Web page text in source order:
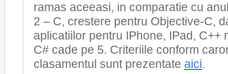
ramas aceeasi, in comparatie cu
2 – C, crestere pentru Objective-C,
aplicatiilor pentru IPhone, IPad, C++
C# cade pe 5. Criteriile conform
clasamentul sunt prezentate aici.